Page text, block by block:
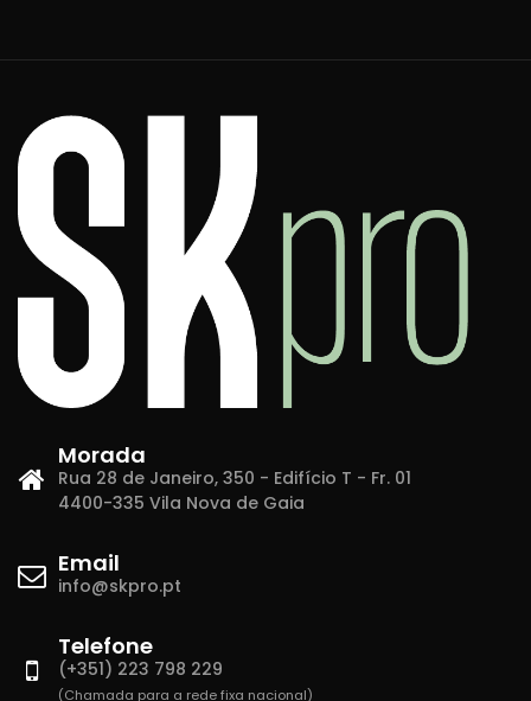
Morada
Rua 28 de Janeiro, 350 - Edifício T - Fr. 01
4400-335 Vila Nova de Gaia
Email
info@skpro.pt
Telefone
(+351) 223 798 229
(Chamada para a rede fixa nacional)